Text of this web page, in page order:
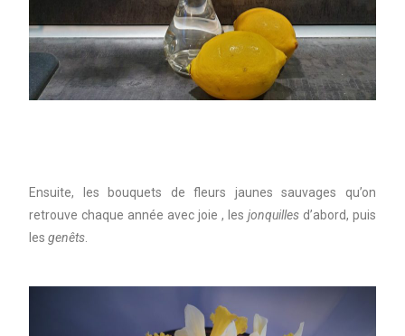
Ensuite, les bouquets de fleurs jaunes sauvages qu’on
retrouve chaque année avec joie , les jonquillesd’abord, puis
lesgenêts